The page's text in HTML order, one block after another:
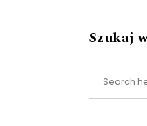
Szukaj